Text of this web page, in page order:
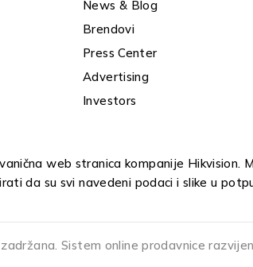
News & Blog
Brendovi
Press Center
Advertising
Investors
web stranica kompanije Hikvision.
da su svi navedeni podaci i slike u
Sistem online prodavnice